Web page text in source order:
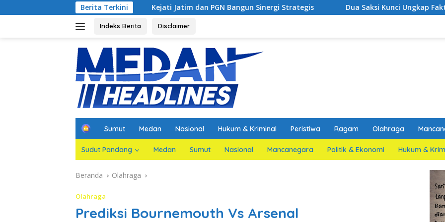
ke
Berita Terkini
Kejati Jatim dan PGN Bangun Sinergi Strategis Dua Saksi Kunci Ungkap Fakta Persidangan Yang
Indeks Berita Disclaimer
H
m
e
Sumut Medan Nasional Hukum & Kriminal Peristiwa Ragam Olahraga
Sudut Pandang Medan Sumut Nasional Mancanegara Politik & Ekonomi Hukum &
Beranda Olahraga
Olahraga
Prediksi Bournemouth Vs Arsenal